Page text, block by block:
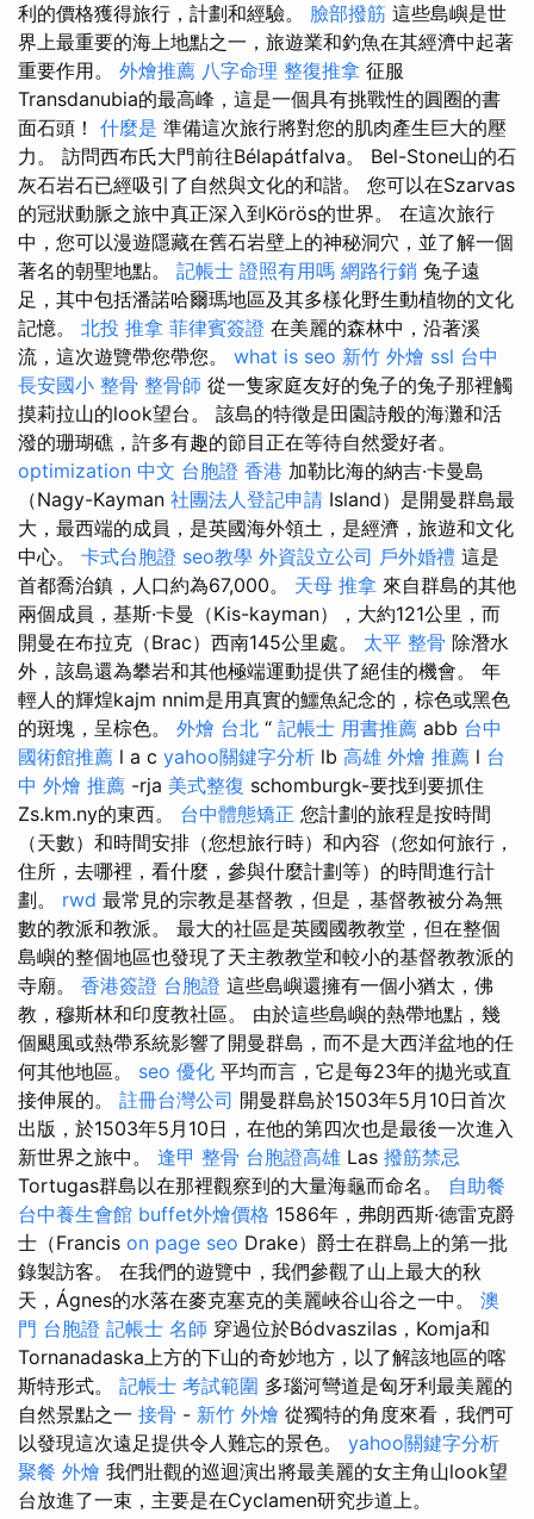
利的價格獲得旅行，計劃和經驗。 臉部撥筋 這些島嶼是世
界上最重要的海上地點之一，旅遊業和釣魚在其經濟中起著
重要作用。 外燴推薦 八字命理 整復推拿 征服
Transdanubia的最高峰，這是一個具有挑戰性的圓圈的書
面石頭！ 什麼是 準備這次旅行將對您的肌肉產生巨大的壓
力。 訪問西布氏大門前往Bélapátfalva。 Bel-Stone山的石
灰石岩石已經吸引了自然與文化的和諧。 您可以在Szarvas
的冠狀動脈之旅中真正深入到Körös的世界。 在這次旅行
中，您可以漫遊隱藏在舊石岩壁上的神秘洞穴，並了解一個
著名的朝聖地點。 記帳士 證照有用嗎 網路行銷 兔子遠
足，其中包括潘諾哈爾瑪地區及其多樣化野生動植物的文化
記憶。 北投 推拿 菲律賓簽證 在美麗的森林中，沿著溪
流，這次遊覽帶您帶您。 what is seo 新竹 外燴 ssl 台中
長安國小 整骨 整骨師 從一隻家庭友好的兔子的兔子那裡觸
摸莉拉山的look望台。 該島的特徵是田園詩般的海灘和活
潑的珊瑚礁，許多有趣的節目正在等待自然愛好者。
optimization 中文 台胞證 香港 加勒比海的納吉·卡曼島
（Nagy-Kayman 社團法人登記申請 Island）是開曼群島最
大，最西端的成員，是英國海外領土，是經濟，旅遊和文化
中心。 卡式台胞證 seo教學 外資設立公司 戶外婚禮 這是
首都喬治鎮，人口約為67,000。 天母 推拿 來自群島的其他
兩個成員，基斯·卡曼（Kis-kayman），大約121公里，而
開曼在布拉克（Brac）西南145公里處。 太平 整骨 除潛水
外，該島還為攀岩和其他極端運動提供了絕佳的機會。 年
輕人的輝煌kajm nnim是用真實的鱷魚紀念的，棕色或黑色
的斑塊，呈棕色。 外燴 台北 “ 記帳士 用書推薦 abb 台中
國術館推薦 l a c yahoo關鍵字分析 lb 高雄 外燴 推薦 l 台
中 外燴 推薦 -rja 美式整復 schomburgk-要找到要抓住
Zs.km.ny的東西。 台中體態矯正 您計劃的旅程是按時間
（天數）和時間安排（您想旅行時）和內容（您如何旅行，
住所，去哪裡，看什麼，參與什麼計劃等）的時間進行計
劃。 rwd 最常見的宗教是基督教，但是，基督教被分為無
數的教派和教派。 最大的社區是英國國教教堂，但在整個
島嶼的整個地區也發現了天主教教堂和較小的基督教教派的
寺廟。 香港簽證 台胞證 這些島嶼還擁有一個小猶太，佛
教，穆斯林和印度教社區。 由於這些島嶼的熱帶地點，幾
個颶風或熱帶系統影響了開曼群島，而不是大西洋盆地的任
何其他地區。 seo 優化 平均而言，它是每23年的拋光或直
接伸展的。 註冊台灣公司 開曼群島於1503年5月10日首次
出版，於1503年5月10日，在他的第四次也是最後一次進入
新世界之旅中。 逢甲 整骨 台胞證高雄 Las 撥筋禁忌
Tortugas群島以在那裡觀察到的大量海龜而命名。 自助餐
台中養生會館 buffet外燴價格 1586年，弗朗西斯·德雷克爵
士（Francis on page seo Drake）爵士在群島上的第一批
錄製訪客。 在我們的遊覽中，我們參觀了山上最大的秋
天，Ágnes的水落在麥克塞克的美麗峽谷山谷之一中。 澳
門 台胞證 記帳士 名師 穿過位於Bódvaszilas，Komja和
Tornanadaska上方的下山的奇妙地方，以了解該地區的喀
斯特形式。 記帳士 考試範圍 多瑙河彎道是匈牙利最美麗的
自然景點之一 接骨 - 新竹 外燴 從獨特的角度來看，我們可
以發現這次遠足提供令人難忘的景色。 yahoo關鍵字分析
聚餐 外燴 我們壯觀的巡迴演出將最美麗的女主角山look望
台放進了一束，主要是在Cyclamen研究步道上。